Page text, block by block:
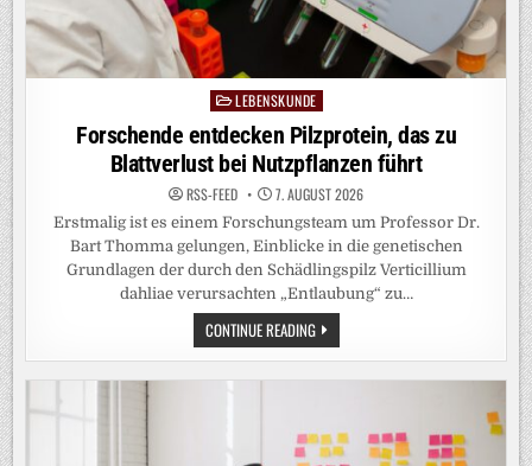
Posted
in
LEBENSKUNDE
Forschende entdecken Pilzprotein, das zu
Blattverlust bei Nutzpflanzen führt
RSS-FEED 7. AUGUST 2026
Erstmalig ist es einem Forschungsteam um Professor Dr.
Bart Thomma gelungen, Einblicke in die genetischen
Grundlagen der durch den Schädlingspilz Verticillium
dahliae verursachten „Entlaubung“ zu…
CONTINUE READINGFORSCHENDE
ENTDECKEN
PILZPROTEIN,
NUTZPFLANZEN
FÜHRT